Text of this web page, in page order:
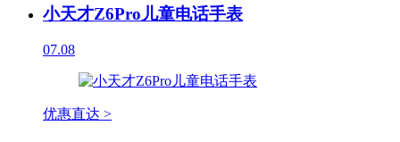
小天才Z6Pro儿童电话手表
07.08
优惠直达 >